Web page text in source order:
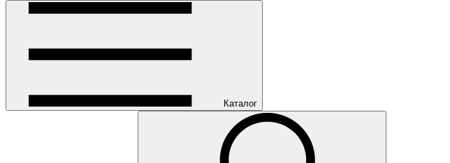
Каталог